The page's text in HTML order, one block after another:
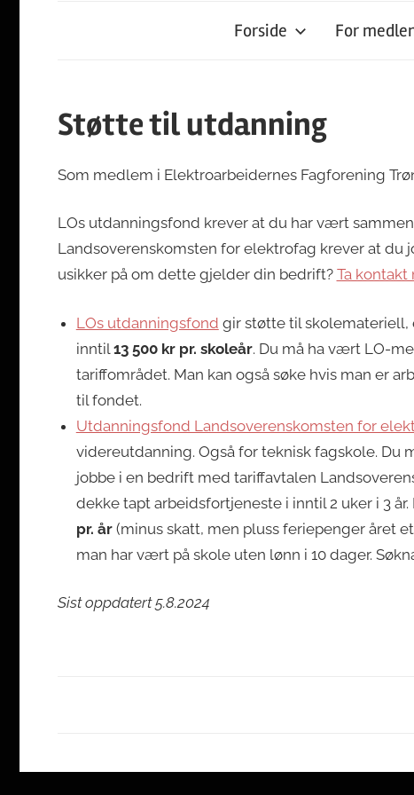
Forside For
Støtte til utdanning
Som medlem i Elektroarbeidernes Fagforening
LOs utdanningsfond krever at du har vært
Landsoverenskomsten for elektrofag krever at du
usikker på om dette gjelder din bedrift? Ta kontakt
LOs utdanningsfond gir støtte til skolemateriell,
inntil 13 500 kr pr. skoleår. Du må ha vært LO-
tariffområdet. Man kan også søke hvis man er
til fondet.
Utdanningsfond Landsoverenskomsten for
videreutdanning. Også for teknisk fagskole. Du
jobbe i en bedrift med tariffavtalen
dekke tapt arbeidsfortjeneste i inntil 2 uker i 3
pr. år(minus skatt, men pluss feriepenger året
man har vært på skole uten lønn i 10 dager.
Sist oppdatert 5.8.2024